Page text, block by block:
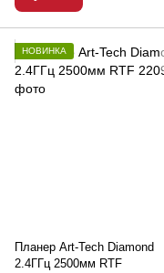
НОВИНКА
Планер Art-Tech Diamond
2.4ГГц 2500мм RTF